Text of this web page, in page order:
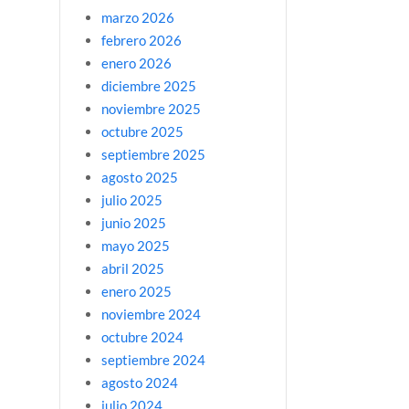
marzo 2026
febrero 2026
enero 2026
diciembre 2025
noviembre 2025
octubre 2025
septiembre 2025
agosto 2025
julio 2025
junio 2025
mayo 2025
abril 2025
enero 2025
noviembre 2024
octubre 2024
septiembre 2024
agosto 2024
julio 2024